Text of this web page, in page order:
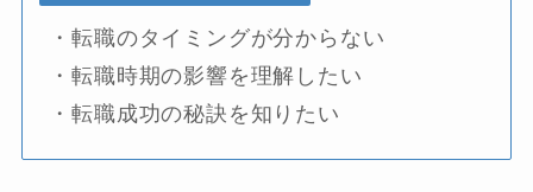
・転職のタイミングが分からない
・転職時期の影響を理解したい
・転職成功の秘訣を知りたい